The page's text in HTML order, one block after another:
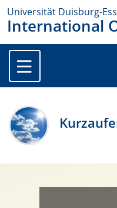
Universität Duisburg-
International